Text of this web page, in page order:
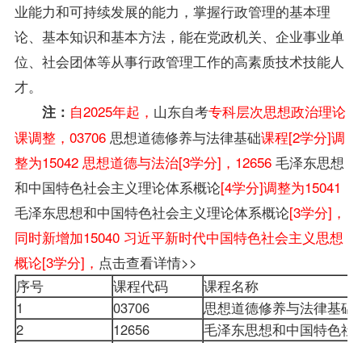
业能力和可持续发展的能力，掌握行政管理的基本理
论、基本知识和基本方法，能在党政机关、企业事业单
位、社会团体等从事行政管理工作的高素质技术技能人
才。
注： 自2025年起， 山东自考专科层次思想政治理论
课调整，03706 思想道德修养与法律基础课程[2学分]调
整为15042 思想道德与法治[3学分]，12656 毛泽东思想
和中国特色社会主义理论体系概论[4学分]调整为15041
毛泽东思想和中国特色社会主义理论体系概论[3学分]，
同时新增加15040 习近平新时代中国特色社会主义思想
概论[3学分]， 点击查看详情>>
序号 课程代码
课程名称
1
03706
思想道德修养与法律基础
2
12656
毛泽东思想和中国特色社